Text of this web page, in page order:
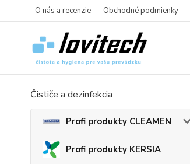
O nás a recenzie Obchodné podmienky
Čističe a dezinfekcia
Profi produkty CLEAMEN
Profi produkty KERSIA